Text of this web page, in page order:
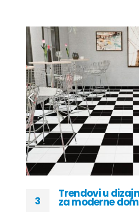
3
Trendovi u
za moderne